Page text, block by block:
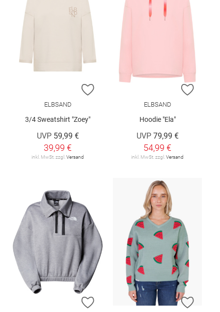
ZUR WUNSCHLISTE HINZUFÜGEN
ELBSAND
3/4 Sweatshirt "Zoey"
UVP 59,99 €
39,99 €
inkl. MwSt. zzgl.Versand
ZUR
ELBSAND
Hoodie "Ela"
UVP 79,99 €
54,99 €
inkl. MwSt. zzgl.Versand
ZUR WUNSCHLISTE HINZUFÜGEN
ZUR